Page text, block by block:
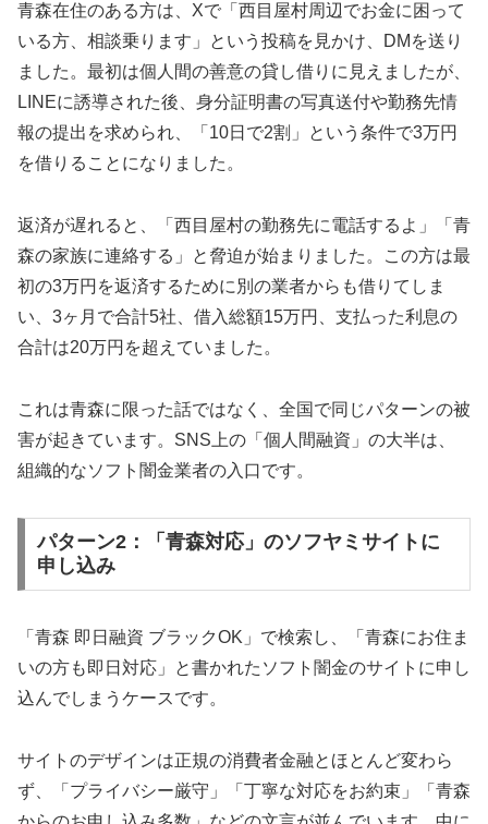
青森在住のある方は、Xで「西目屋村周辺でお金に困って
いる方、相談乗ります」という投稿を見かけ、DMを送り
ました。最初は個人間の善意の貸し借りに見えましたが、
LINEに誘導された後、身分証明書の写真送付や勤務先情
報の提出を求められ、「10日で2割」という条件で3万円
を借りることになりました。
返済が遅れると、「西目屋村の勤務先に電話するよ」「青
森の家族に連絡する」と脅迫が始まりました。この方は最
初の3万円を返済するために別の業者からも借りてしま
い、3ヶ月で合計5社、借入総額15万円、支払った利息の
合計は20万円を超えていました。
これは青森に限った話ではなく、全国で同じパターンの被
害が起きています。SNS上の「個人間融資」の大半は、
組織的なソフト闇金業者の入口です。
パターン2：「青森対応」のソフヤミサイトに
申し込み
「青森 即日融資 ブラックOK」で検索し、「青森にお住ま
いの方も即日対応」と書かれたソフト闇金のサイトに申し
込んでしまうケースです。
サイトのデザインは正規の消費者金融とほとんど変わら
ず、「プライバシー厳守」「丁寧な対応をお約束」「青森